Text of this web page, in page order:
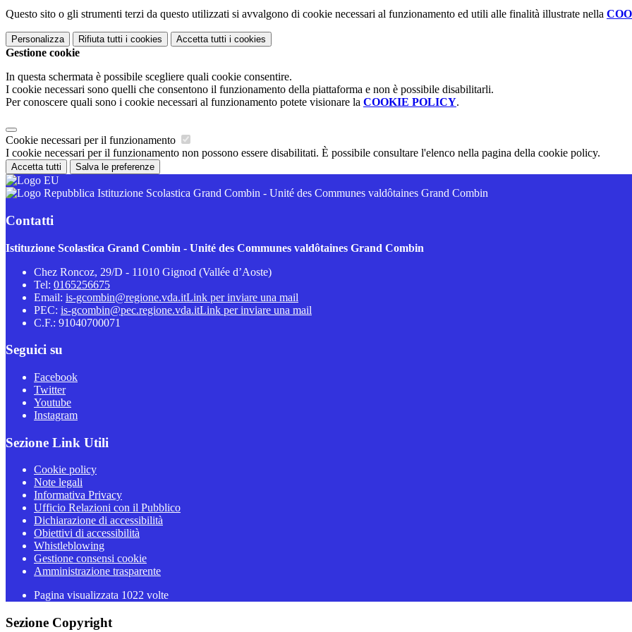
Questo sito o gli strumenti terzi da questo utilizzati si avvalgono di cookie necessari al funzionamento ed utili alle finalità illustrate nella
Personalizza Rifiuta tutti i cookies Accetta tutti i cookies
Gestione cookie
In questa schermata è possibile scegliere quali cookie consentire.
I cookie necessari sono quelli che consentono il funzionamento della piattaforma e non è possibile disabilitarli.
Per conoscere quali sono i cookie necessari al funzionamento potete visionare la COOKIE POLICY.
Cookie necessari per il funzionamento
I cookie necessari per il funzionamento non possono essere disabilitati. È possibile consultare l'elenco nella pagina della cookie policy.
Accetta tutti Salva le preferenze
Istituzione Scolastica Grand Combin - Unité des Communes valdôtaines Grand Combin
Contatti
Istituzione Scolastica Grand Combin - Unité des Communes valdôtaines Grand Combin
Chez Roncoz, 29/D - 11010 Gignod (Vallée d’Aoste)
Tel: 0165256675
Email: is-gcombin@regione.vda.itLink per inviare una mail
PEC: is-gcombin@pec.regione.vda.itLink per inviare una mail
C.F.: 91040700071
Seguici su
Facebook
Twitter
Youtube
Instagram
Sezione Link Utili
Cookie policy
Note legali
Informativa Privacy
Ufficio Relazioni con il Pubblico
Dichiarazione di accessibilità
Obiettivi di accessibilità
Whistleblowing
Gestione consensi cookie
Amministrazione trasparente
Pagina visualizzata 1022 volte
Sezione Copyright